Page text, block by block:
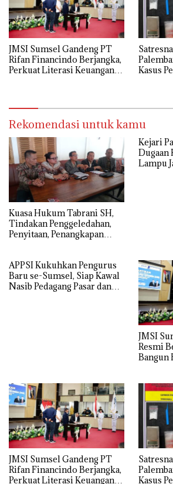
JMSI Sumsel Gandeng PT
Rifan Financindo Berjangka,
Perkuat Literasi Keuangan
Kasus
Rekomendasi untuk kamu
‎Kuasa Hukum Tabrani SH,
Tindakan Penggeledahan,
Penyitaan, Penangkapan
Melalui Mekanisme
Praperadilan
Kejari
Dugaan
Lampu
APPSI Kukuhkan Pengurus
Baru se-Sumsel, Siap Kawal
Nasib Pedagang Pasar dan
JMSI
Resmi
Bangun
Kreatif
JMSI Sumsel Gandeng PT
Rifan Financindo Berjangka,
Perkuat Literasi Keuangan
Kasus